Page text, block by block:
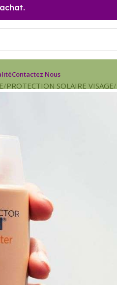
Contactez Nous
PROTECTION SOLAIRE VISAGE